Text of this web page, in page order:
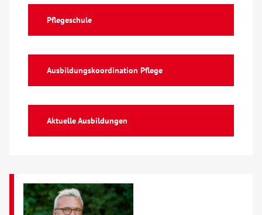
Bildung
Veranstaltungen
Spenden
Mitmachen
Ausbildung
Pflegeschule
Ausbildungskoordination Pflege
Aktuelle Ausbildungen